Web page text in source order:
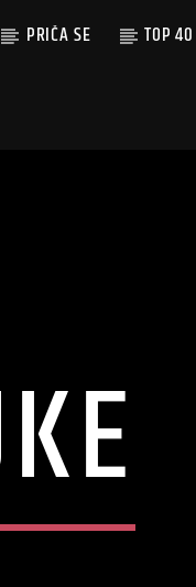
PRIČA SE TOP 40